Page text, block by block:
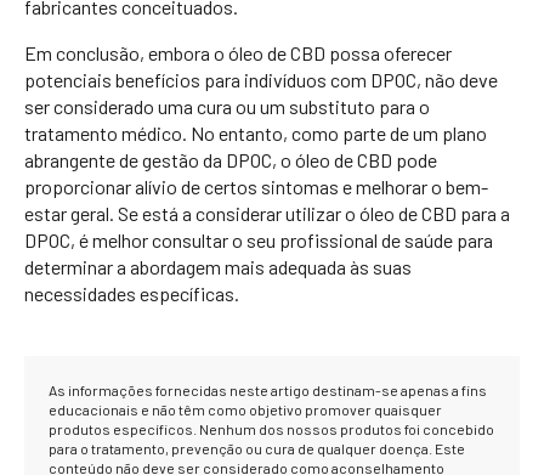
fabricantes conceituados.
Em conclusão, embora o óleo de CBD possa oferecer
potenciais benefícios para indivíduos com DPOC, não deve
ser considerado uma cura ou um substituto para o
tratamento médico. No entanto, como parte de um plano
abrangente de gestão da DPOC, o óleo de CBD pode
proporcionar alívio de certos sintomas e melhorar o bem-
estar geral. Se está a considerar utilizar o óleo de CBD para a
DPOC, é melhor consultar o seu profissional de saúde para
determinar a abordagem mais adequada às suas
necessidades específicas.
As informações fornecidas neste artigo destinam-se apenas a fins
educacionais e não têm como objetivo promover quaisquer
produtos específicos. Nenhum dos nossos produtos foi concebido
para o tratamento, prevenção ou cura de qualquer doença. Este
conteúdo não deve ser considerado como aconselhamento